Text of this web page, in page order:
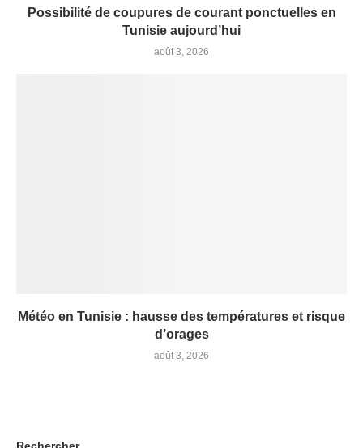
Possibilité de coupures de courant ponctuelles en
Tunisie aujourd’hui
août 3, 2026
Météo en Tunisie : hausse des températures et risque
d’orages
août 3, 2026